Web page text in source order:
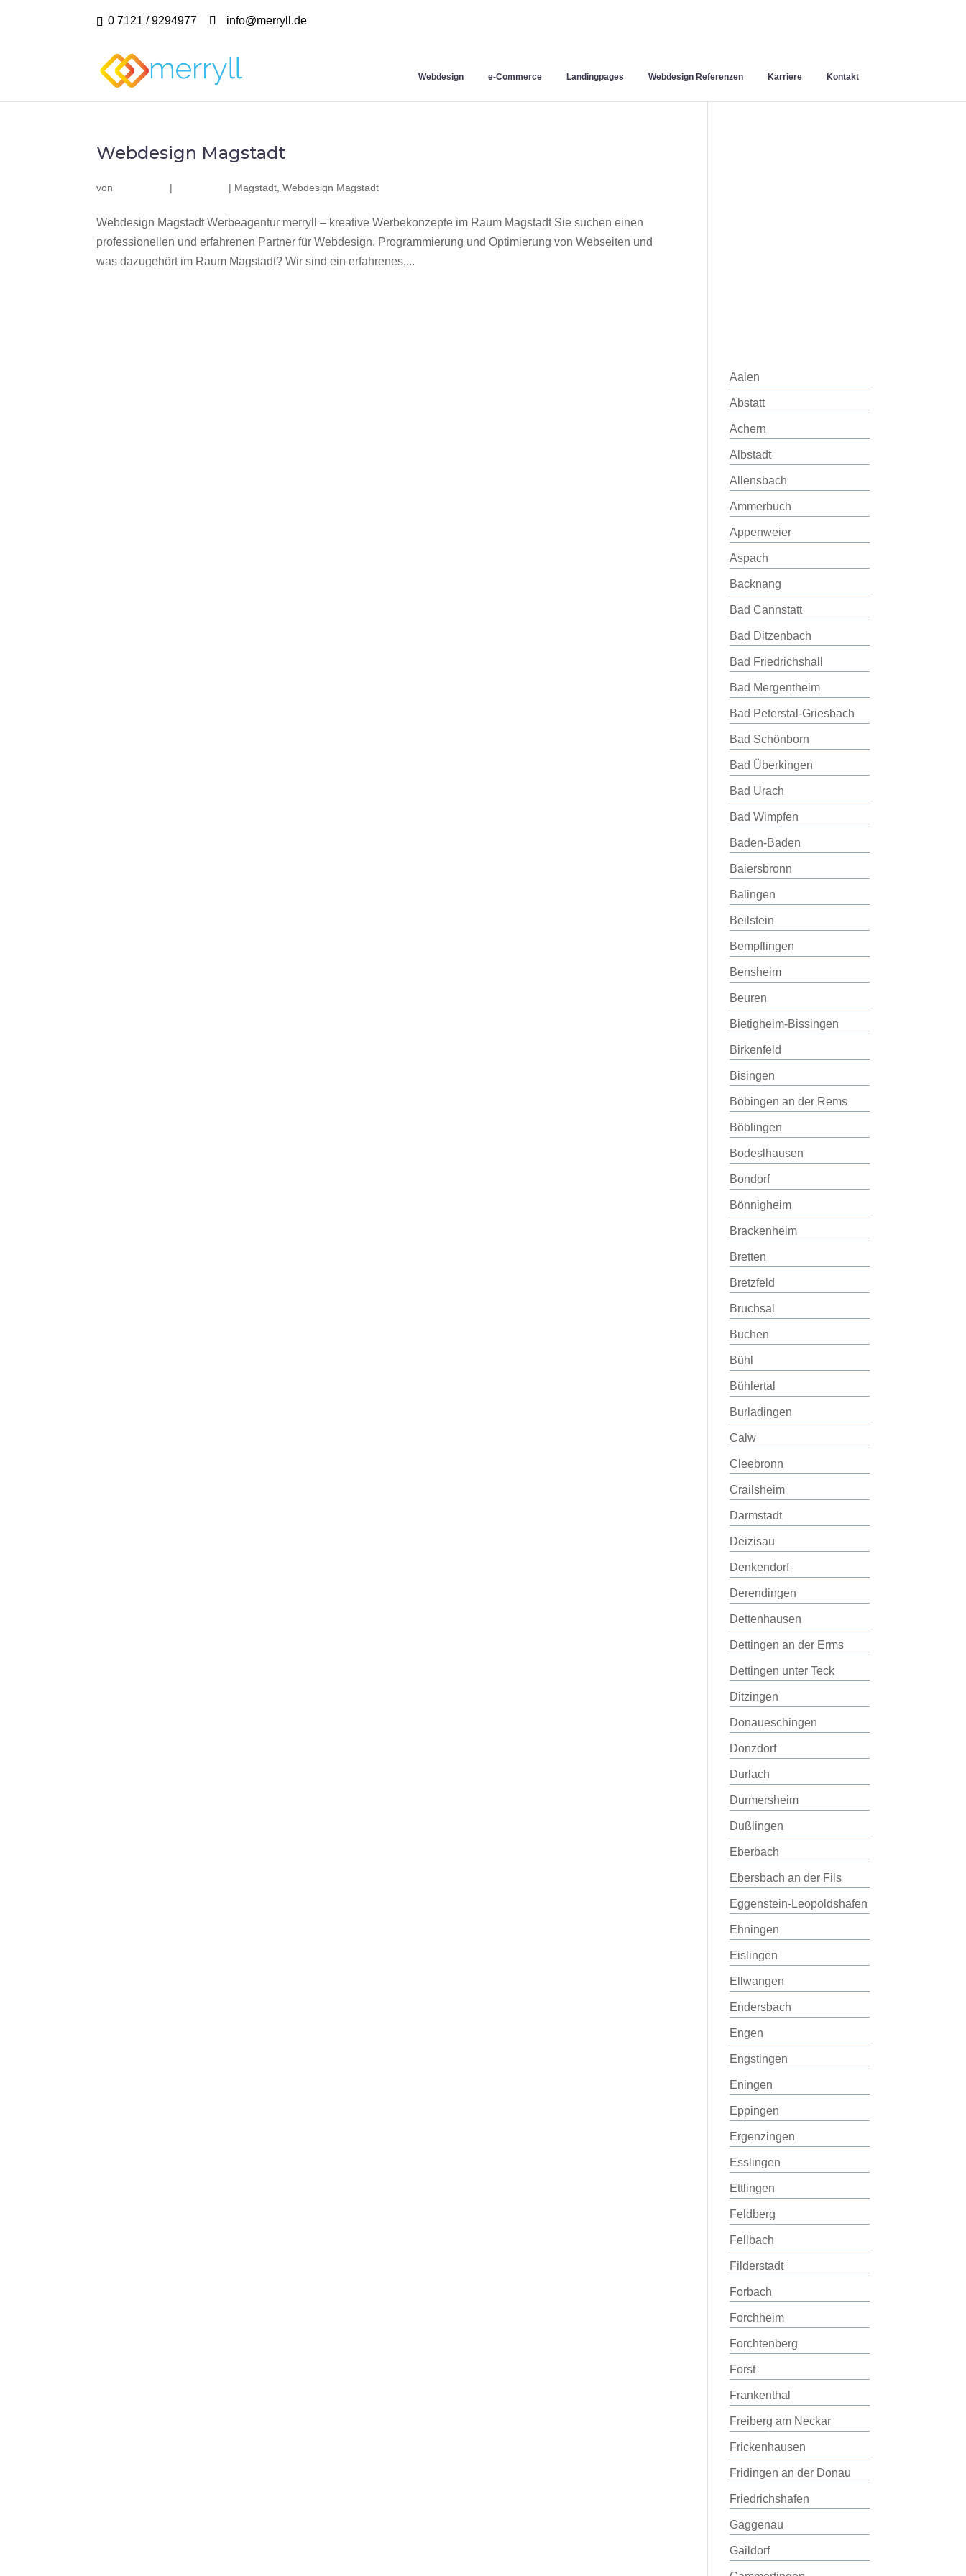
0 7121 / 9294977 info@merryll.de
Webdesign e-Commerce Landingpages Webdesign Referenzen Karriere Kontakt
Webdesign Magstadt
von | | Magstadt ,Webdesign Magstadt
Webdesign Magstadt Werbeagentur merryll – kreative Werbekonzepte im Raum Magstadt Sie suchen einen
professionellen und erfahrenen Partner für Webdesign, Programmierung und Optimierung von Webseiten und
was dazugehört im Raum Magstadt? Wir sind ein erfahrenes,...
Aalen
Abstatt
Achern
Albstadt
Allensbach
Ammerbuch
Appenweier
Aspach
Backnang
Bad Cannstatt
Bad Ditzenbach
Bad Friedrichshall
Bad Mergentheim
Bad Peterstal-Griesbach
Bad Schönborn
Bad Überkingen
Bad Urach
Bad Wimpfen
Baden-Baden
Baiersbronn
Balingen
Beilstein
Bempflingen
Bensheim
Beuren
Bietigheim-Bissingen
Birkenfeld
Bisingen
Böbingen an der Rems
Böblingen
Bodeslhausen
Bondorf
Bönnigheim
Brackenheim
Bretten
Bretzfeld
Bruchsal
Buchen
Bühl
Bühlertal
Burladingen
Calw
Cleebronn
Crailsheim
Darmstadt
Deizisau
Denkendorf
Derendingen
Dettenhausen
Dettingen an der Erms
Dettingen unter Teck
Ditzingen
Donaueschingen
Donzdorf
Durlach
Durmersheim
Dußlingen
Eberbach
Ebersbach an der Fils
Eggenstein-Leopoldshafen
Ehningen
Eislingen
Ellwangen
Endersbach
Engen
Engstingen
Eningen
Eppingen
Ergenzingen
Esslingen
Ettlingen
Feldberg
Fellbach
Filderstadt
Forbach
Forchheim
Forchtenberg
Forst
Frankenthal
Freiberg am Neckar
Frickenhausen
Fridingen an der Donau
Friedrichshafen
Gaggenau
Gaildorf